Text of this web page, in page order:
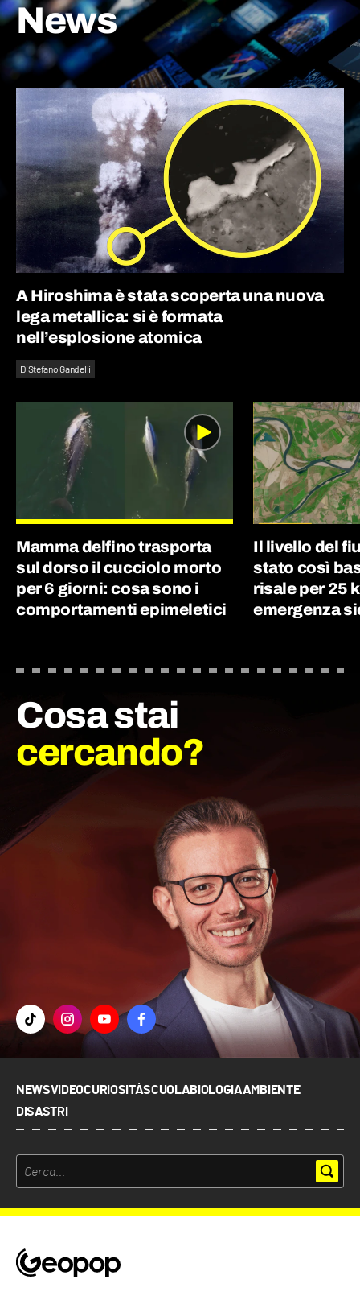
News
A Hiroshima è stata scoperta una nuova
lega metallica: si è formata
nell’esplosione atomica
DiStefano Gandelli
Mamma delfino trasporta
sul dorso il cucciolo morto
per 6 giorni: cosa sono i
comportamenti epimeletici
Il livello del
stato così
risale per 25
emergenza
Cosa stai
cercando?
NEWSVIDEOCURIOSITÀSCUOLABIOLOGIAAMBIENTE
DISASTRI